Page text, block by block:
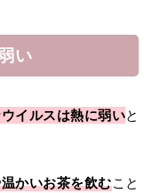
い
イルスは熱に弱いと
かいお茶を飲むこと